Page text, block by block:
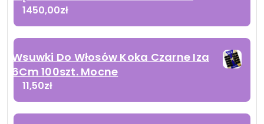
1450,00zł
Wsuwki Do Włosów Koka Czarne Iza
6Cm 100szt. Mocne
11,50zł